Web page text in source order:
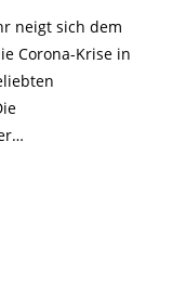
neigt sich dem
Corona-Krise in